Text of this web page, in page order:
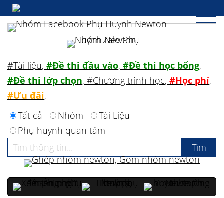
#Tài liệu, #Đề thi đầu vào, #Đề thi học bổng,
#Đề thi lớp chọn, #Chương trình học, #Học phí,
#Ưu đãi,
Tất cả
Nhóm
Tài Liệu
Phụ huynh quan tâm